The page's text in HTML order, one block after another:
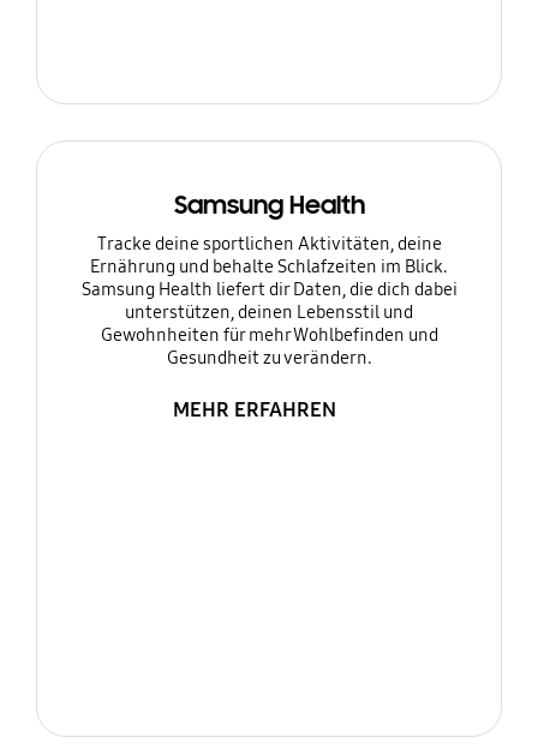
Samsung Health
Tracke deine sportlichen Aktivitäten, deine
Ernährung und behalte Schlafzeiten im Blick.
Samsung Health liefert dir Daten, die dich dabei
unterstützen, deinen Lebensstil und
Gewohnheiten für mehr Wohlbefinden und
Gesundheit zu verändern.
MEHR ERFAHREN